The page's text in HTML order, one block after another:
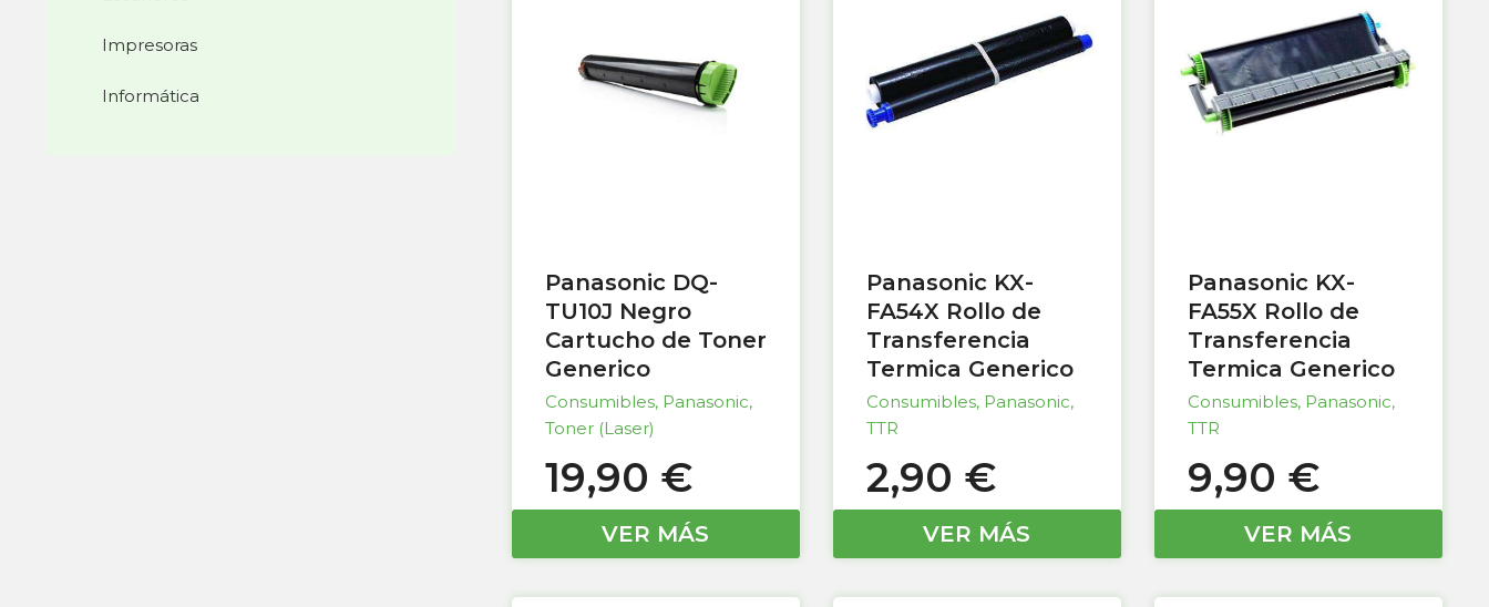
Impresoras
Informática
Panasonic DQ-
TU10J Negro
Cartucho de Toner
Generico
Consumibles, Panasonic,
Toner (Laser)
19,90 €
VER MÁS
Panasonic KX-
FA54X Rollo de
Transferencia
Termica Generico
Consumibles, Panasonic,
TTR
2,90 €
VER MÁS
Panasonic KX-
FA55X Rollo de
Transferencia
Termica Generico
Consumibles, Panasonic,
TTR
9,90 €
VER MÁS